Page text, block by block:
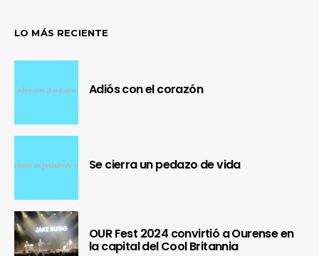
LO MÁS RECIENTE
Adiós con el corazón
Se cierra un pedazo de vida
OUR Fest 2024 convirtió a Ourense en
la capital del Cool Britannia